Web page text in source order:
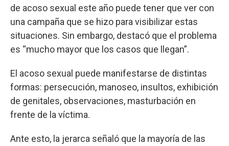
de acoso sexual este año puede tener que ver con
una campaña que se hizo para visibilizar estas
situaciones. Sin embargo, destacó que el problema
es “mucho mayor que los casos que llegan”.
El acoso sexual puede manifestarse de distintas
formas: persecución, manoseo, insultos, exhibición
de genitales, observaciones, masturbación en
frente de la víctima.
Ante esto, la jerarca señaló que la mayoría de las